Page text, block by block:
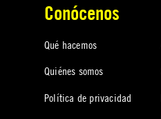
Conócenos
Qué hacemos
Quiénes somos
Política de privacidad